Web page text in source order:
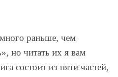
раньше, чем
но читать их я вам
состоит из пяти частей,